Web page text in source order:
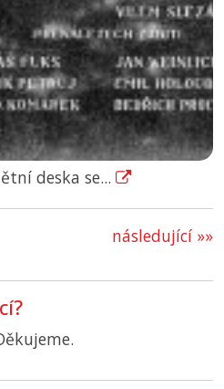
deska se...
následující »»